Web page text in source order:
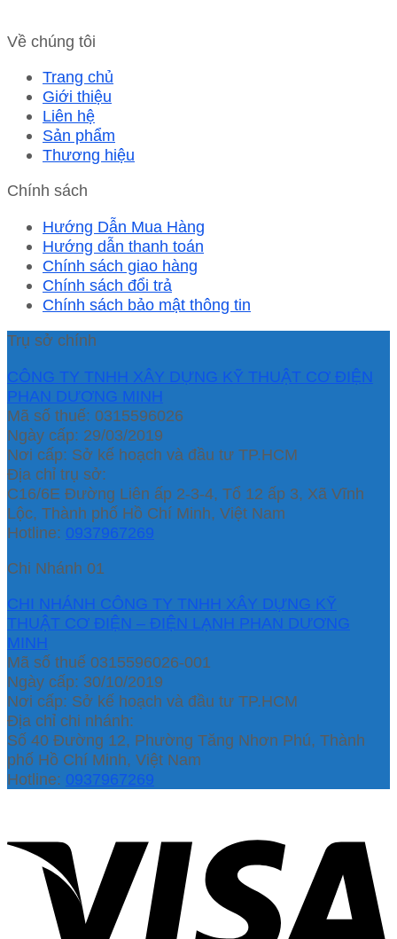
Về chúng tôi
Trang chủ
Giới thiệu
Liên hệ
Sản phẩm
Thương hiệu
Chính sách
Hướng Dẫn Mua Hàng
Hướng dẫn thanh toán
Chính sách giao hàng
Chính sách đổi trả
Chính sách bảo mật thông tin
Trụ sở chính
CÔNG TY TNHH XÂY DỰNG KỸ THUẬT CƠ ĐIỆN
PHAN DƯƠNG MINH
Mã số thuế: 0315596026
Ngày cấp: 29/03/2019
Nơi cấp: Sở kế hoạch và đầu tư TP.HCM
Địa chỉ trụ sở:
C16/6E Đường Liên ấp 2-3-4, Tổ 12 ấp 3, Xã Vĩnh
Lộc, Thành phố Hồ Chí Minh, Việt Nam
Hotline: 0937967269
Chi Nhánh 01
CHI NHÁNH CÔNG TY TNHH XÂY DỰNG KỸ
THUẬT CƠ ĐIỆN – ĐIỆN LẠNH PHAN DƯƠNG
MINH
Mã số thuế 0315596026-001
Ngày cấp: 30/10/2019
Nơi cấp: Sở kế hoạch và đầu tư TP.HCM
Địa chỉ chi nhánh:
Số 40 Đường 12, Phường Tăng Nhơn Phú, Thành
phố Hồ Chí Minh, Việt Nam
Hotline: 0937967269